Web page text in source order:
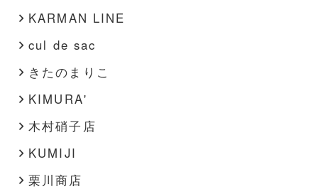
KARMAN LINE
cul de sac
きたのまりこ
KIMURA'
木村硝子店
KUMIJI
栗川商店